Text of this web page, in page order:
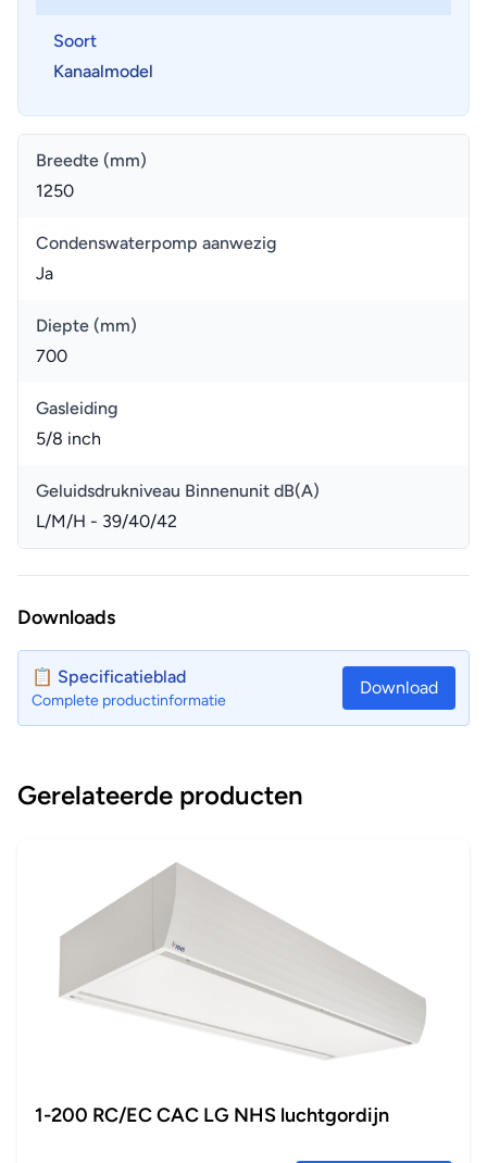
Soort
Kanaalmodel
Breedte (mm)
1250
Condenswaterpomp aanwezig
Ja
Diepte (mm)
700
Gasleiding
5/8 inch
Geluidsdrukniveau Binnenunit dB(A)
L/M/H - 39/40/42
Downloads
📋 Specificatieblad
Complete productinformatie
Download
Gerelateerde producten
1-200 RC/EC CAC LG NHS luchtgordijn